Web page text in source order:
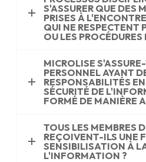
S'ASSURER QUE DES
PRISES À
QUI NE RESPECTENT
OU LES PROCÉDURES
MICROLISE
PERSONNEL AYANT
RESPONSABILITÉS
SÉCURITÉ DE
FORMÉ DE MANIÈRE
TOUS LES MEMBRES
REÇOIVENT-ILS UNE
SENSIBILISATION À
L'INFORMATION ?